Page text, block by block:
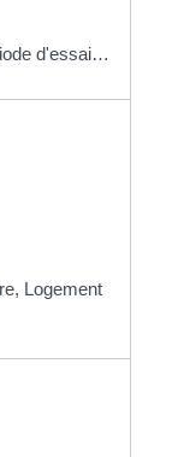
d'essai…
Logement